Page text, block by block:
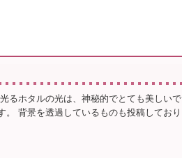
るホタルの光は、神秘的でとても美しいで
背景を透過しているものも投稿しており